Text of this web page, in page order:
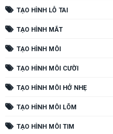
TẠO HÌNH LỖ TAI
TẠO HÌNH MẮT
TẠO HÌNH MÔI
TẠO HÌNH MÔI CƯỜI
TẠO HÌNH MÔI HỞ NHẸ
TẠO HÌNH MÔI LÕM
TẠO HÌNH MÔI TIM